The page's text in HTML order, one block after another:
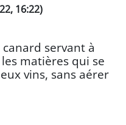
16:22)
servant à
matières qui se
vins, sans aérer